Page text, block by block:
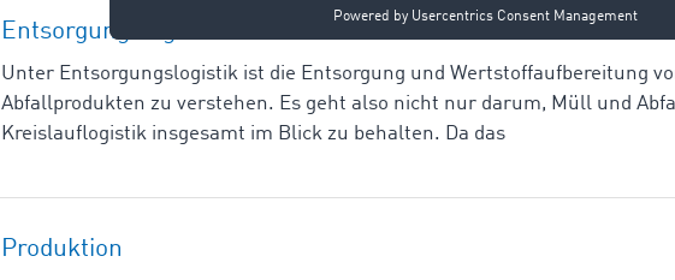
Entsorgungslogistik
Unter Entsorgungslogistik ist die Entsorgung und Wertstoffaufbereitung
Abfallprodukten zu verstehen. Es geht also nicht nur darum, Müll und
Kreislauflogistik insgesamt im Blick zu behalten. Da das
Produktion